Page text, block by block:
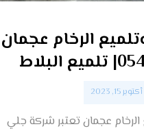
الرخام عجمان
أكتوبر 15, 2023
عجمان تعتبر شركة جلي